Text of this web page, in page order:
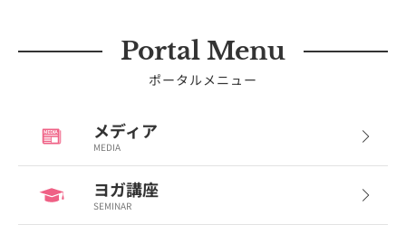
Portal Menu
ポータルメニュー
メディア
MEDIA
ヨガ講座
SEMINAR